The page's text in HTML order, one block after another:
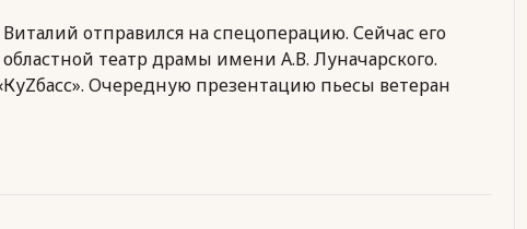
отправился на спецоперацию. Сейчас его
театр драмы имени А.В. Луначарского.
Очередную презентацию пьесы ветеран